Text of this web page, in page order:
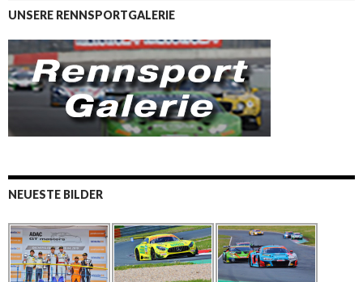
UNSERE RENNSPORTGALERIE
NEUESTE BILDER